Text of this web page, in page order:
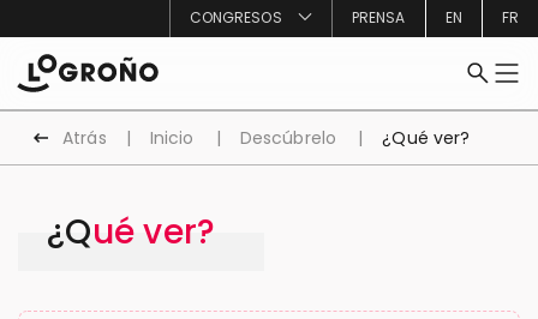
CONGRESOS PRENSA EN FR
Atrás Inicio Descúbrelo ¿Qué ver?
¿Qué ver?